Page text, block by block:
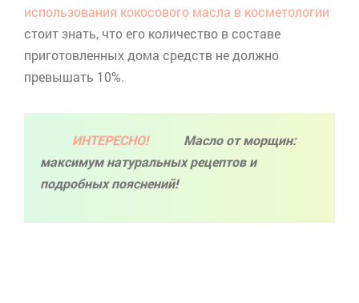
использования кокосового масла в косметологии
стоит знать, что его количество в составе
приготовленных дома средств не должно
превышать 10%.
ИНТЕРЕСНО!
Масло от морщин:
максимум натуральных рецептов и
подробных пояснений!